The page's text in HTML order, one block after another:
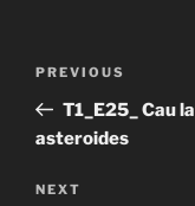
Previous
Post
PREVIOUS
T1_E25_ Cau
asteroides
Next
NEXT